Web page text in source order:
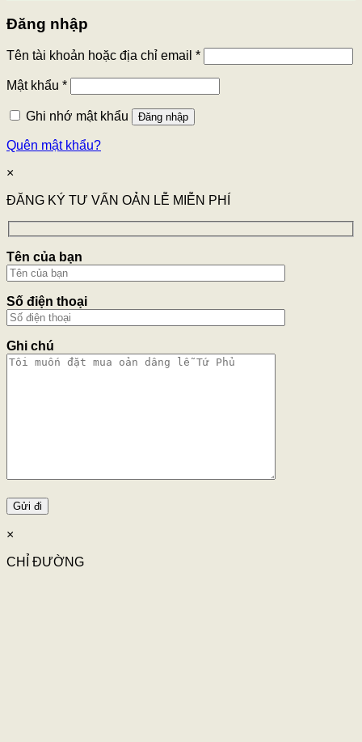
Đăng nhập
Tên tài khoản hoặc địa chỉ email *
Mật khẩu *
Ghi nhớ mật khẩu Đăng nhập
Quên mật khẩu?
×
ĐĂNG KÝ TƯ VẤN OẢN LỄ MIỄN PHÍ
Tên của bạn
Số điện thoại
Ghi chú
×
CHỈ ĐƯỜNG